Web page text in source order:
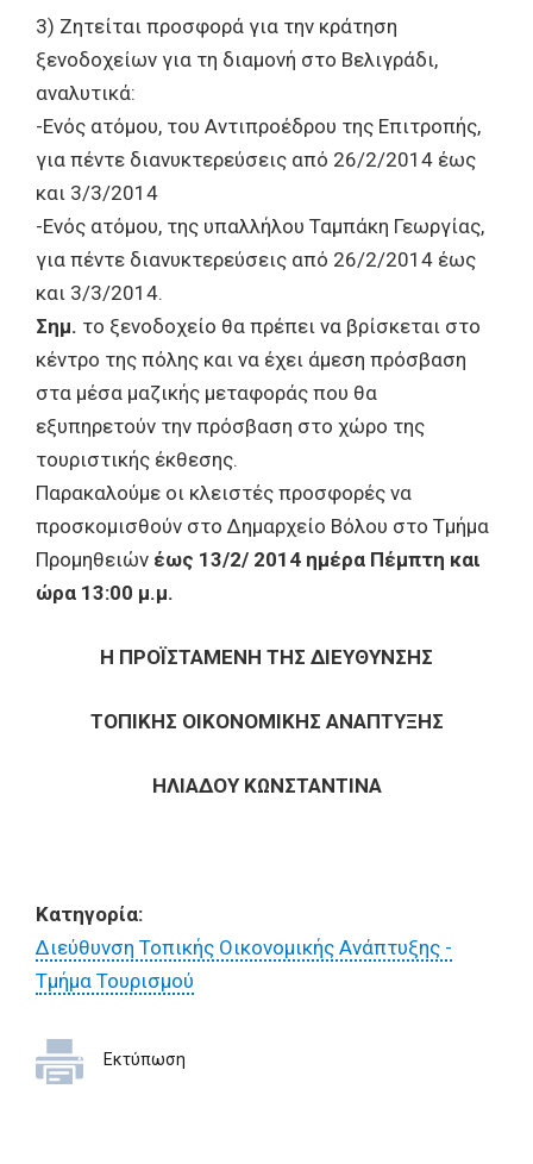
3) Ζητείται προσφορά για την κράτηση
ξενοδοχείων για τη διαμονή στο Βελιγράδι,
αναλυτικά:
-Ενός ατόμου, του Αντιπροέδρου της Επιτροπής,
για πέντε διανυκτερεύσεις από 26/2/2014 έως
και 3/3/2014
-Ενός ατόμου, της υπαλλήλου Ταμπάκη Γεωργίας,
για πέντε διανυκτερεύσεις από 26/2/2014 έως
και 3/3/2014.
Σημ. το ξενοδοχείο θα πρέπει να βρίσκεται στο
κέντρο της πόλης και να έχει άμεση πρόσβαση
στα μέσα μαζικής μεταφοράς που θα
εξυπηρετούν την πρόσβαση στο χώρο της
τουριστικής έκθεσης.
Παρακαλούμε οι κλειστές προσφορές να
προσκομισθούν στο Δημαρχείο Βόλου στο Τμήμα
Προμηθειών έως 13/2/ 2014 ημέρα Πέμπτη και
ώρα 13:00 μ.μ.
Η ΠΡΟΪΣΤΑΜΕΝΗ ΤΗΣ ΔΙΕΥΘΥΝΣΗΣ
ΤΟΠΙΚΗΣ ΟΙΚΟΝΟΜΙΚΗΣ ΑΝΑΠΤΥΞΗΣ
ΗΛΙΑΔΟΥ ΚΩΝΣΤΑΝΤΙΝΑ
Κατηγορία:
Διεύθυνση Τοπικής Οικονομικής Ανάπτυξης -
Τμήμα Τουρισμού
Εκτύπωση